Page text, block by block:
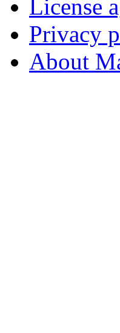
License
Privacy
About